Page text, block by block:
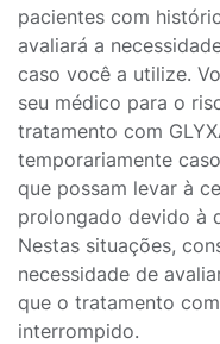
pacientes com
avaliará a
caso você a utilize.
seu médico para o
tratamento com
temporariamente
que possam levar à
prolongado devido à
Nestas situações,
necessidade de
que o tratamento
interrompido.